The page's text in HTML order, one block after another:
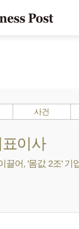
사건
표이사
어, '몸값 2조' 기